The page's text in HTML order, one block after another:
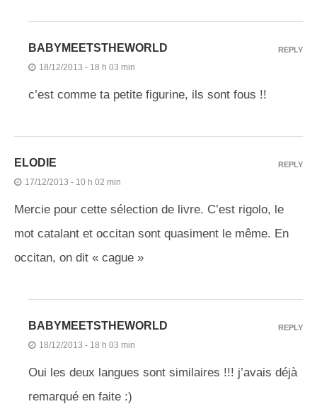
BABYMEETSTHEWORLD
18/12/2013 - 18 h 03 min
c’est comme ta petite figurine, ils sont fous !!
REPLY
ELODIE
17/12/2013 - 10 h 02 min
Mercie pour cette sélection de livre. C’est rigolo, le
mot catalant et occitan sont quasiment le même. En
occitan, on dit « cague »
REPLY
BABYMEETSTHEWORLD
18/12/2013 - 18 h 03 min
Oui les deux langues sont similaires !!! j’avais déjà
remarqué en faite :)
REPLY